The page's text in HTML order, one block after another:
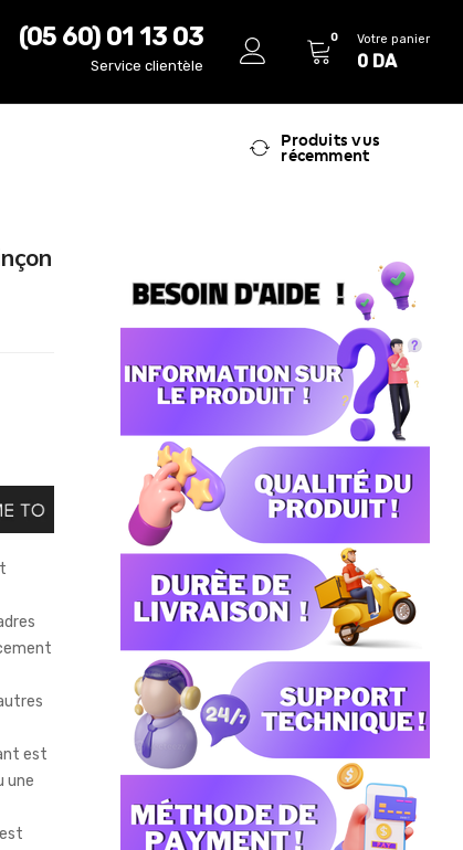
(05 60) 01 13 03
Service clientèle
0 Votre panier
0 DA
Produits vus
récemment
est
une